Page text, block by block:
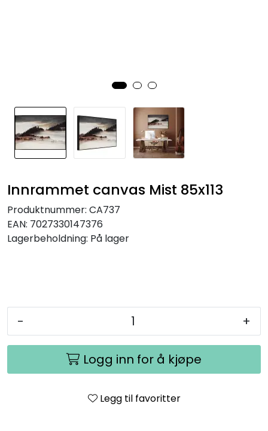
Innrammet canvas Mist 85x113
Produktnummer: CA737
EAN: 7027330147376
Lagerbeholdning: På lager
- +
Logg inn for å kjøpe
Legg til favoritter